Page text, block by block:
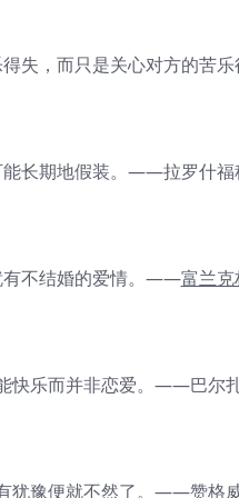
失，而只是关心对方的苦
长期地假装。——拉罗什福
不结婚的爱情。——富兰克
快乐而并非恋爱。——巴尔
犹豫便就不然了。——赞格